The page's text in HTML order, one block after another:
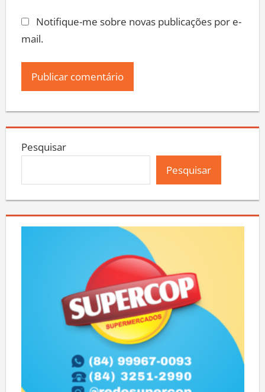
Notifique-me sobre novas publicações por e-
mail.
Pesquisar
Pesquisar